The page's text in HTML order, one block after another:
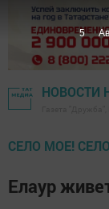
НОВОСТИ
СЕЛО МОЕ!
Елаур
4